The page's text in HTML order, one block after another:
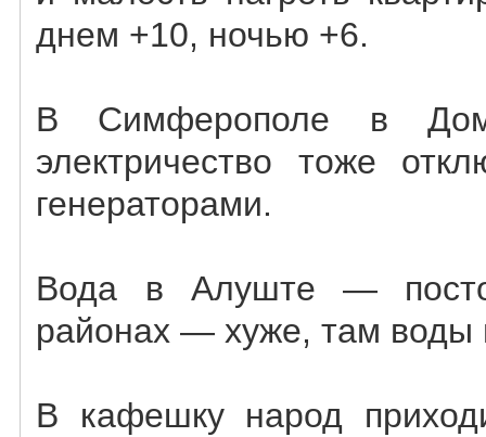
днем +10, ночью +6.
В Симферополе в
электричество тоже
генераторами.
Вода в Алуште —
районах — хуже, там воды
В кафешку народ